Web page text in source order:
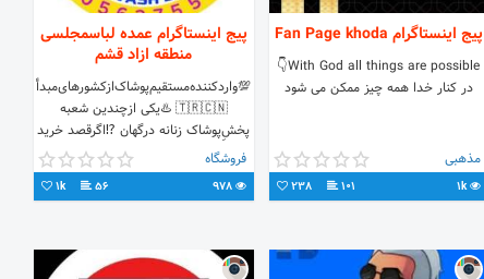
پیج اینستاگرام Fan Page khoda
With God all things are possible👇
در کنار خدا همه چیز ممکن می شود
مذهبی
1k
101
238
پیج اینستاگرام عمده لباسمجلسی
منطقه ازاد قشم
💯واردکننده‌مستقیم‌پوشاک‌‌ازکشورهای‌مبدأ
🇹🇷🇨🇳 ♨️یکی ازچندین شعبه
پخشِ‌پوشاک زنانه درگهان ⁉️اگرقصد خرید
عمده دارید،ب پیج۱ پیام بدید👇🏻
@dargahanclothing
فروشگاه
978
56
1k